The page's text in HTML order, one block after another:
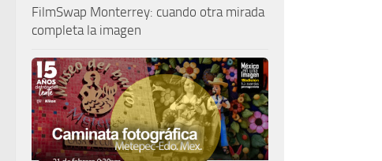
FilmSwap Monterrey: cuando otra mirada
completa la imagen